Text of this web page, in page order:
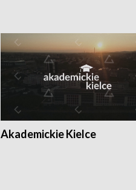
Akademickie Kielce